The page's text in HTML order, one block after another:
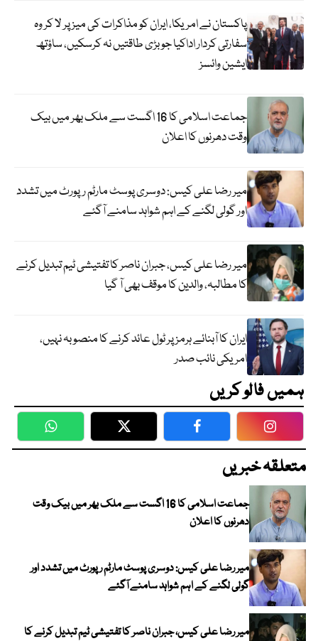
پاکستان نے امریکا، ایران کو مذاکرات کی میز پر لا کر وہ
سفارتی کردار اداکیا جو بڑی طاقتیں نہ کرسکیں، ساؤتھ
ایشین وائسز
جماعت اسلامی کا 16 اگست سے ملک بھر میں بیک
وقت دھرنوں کا اعلان
میر رضا علی کیس: دوسری پوسٹ مارٹم رپورٹ میں تشدد
اور گولی لگنے کے اہم شواہد سامنے آگئے
میر رضا علی کیس، جبران ناصر کا تفتیشی ٹیم تبدیل کرنے
کا مطالبہ، والدین کا موقف بھی آ گیا
ایران کا آبنائے ہرمز پر ٹول عائد کرنے کا منصوبہ نہیں،
امریکی نائب صدر
ہمیں فالو کریں
WhatsApp Twitter Facebook
متعلقہ خبریں
جماعت اسلامی کا 16 اگست سے ملک بھر میں بیک وقت
دھرنوں کا اعلان
میر رضا علی کیس: دوسری پوسٹ مارٹم رپورٹ میں تشدد اور
گولی لگنے کے اہم شواہد سامنے آگئے
میر رضا علی کیس، جبران ناصر کا تفتیشی ٹیم تبدیل کرنے کا